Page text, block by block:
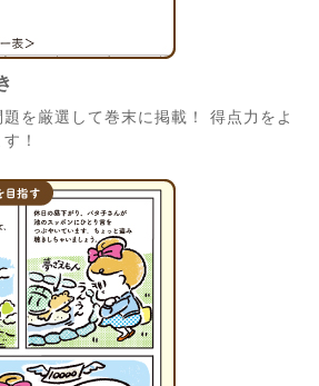
を厳選して巻末に掲載！ 得点力をよ
！